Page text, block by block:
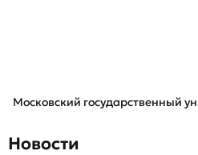
Московский государственный
Новости